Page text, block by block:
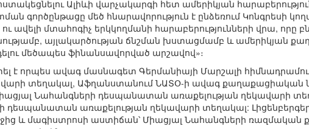
Ալիևի վարչակարգի հետ ամերիկյան
գործընթացը մեծ հնարավորություն է ընձեռում Կոնգրեսի
ավելի մտահոգիչ երկկողմանի հարաբերությունների վրա, որը
այլակարծության ճնշման խստացմամբ և ամերիկյան
մեծապես ֆինանսավորված արշավով»։
է որպես ավագ մասնագետ Գերմանիայի Մարշալի
տեղակալ, Աֆղանստանում ՆԱՏՕ-ի ավագ քաղաքացիական
Նահանգների դեսպանատան առաքելության ղեկավարի
դեսպանատան առաքելության ղեկավարի տեղակալ:
և մագիստրոսի աստիճան՝ Միացյալ Նահանգների ռազմական